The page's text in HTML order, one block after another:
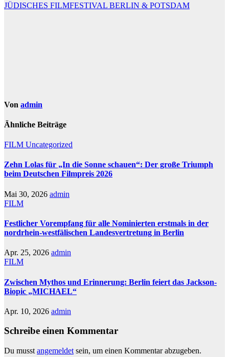
JÜDISCHES FILMFESTIVAL BERLIN & POTSDAM
Von admin
Ähnliche Beiträge
FILM Uncategorized
Zehn Lolas für „In die Sonne schauen“: Der große Triumph
beim Deutschen Filmpreis 2026
Mai 30, 2026 admin
FILM
Festlicher Vorempfang für alle Nominierten erstmals in der
nordrhein-westfälischen Landesvertretung in Berlin
Apr. 25, 2026 admin
FILM
Zwischen Mythos und Erinnerung: Berlin feiert das Jackson-
Biopic „MICHAEL“
Apr. 10, 2026 admin
Schreibe einen Kommentar
Du musst angemeldet sein, um einen Kommentar abzugeben.